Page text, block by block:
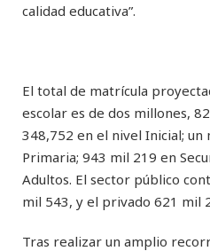
calidad educativa”.
El total de matrícula
escolar es de dos millones,
348,752 en el nivel Inicial;
Primaria; 943 mil 219 en
Adultos. El sector público
mil 543, y el privado 621 mil
Tras realizar un amplio